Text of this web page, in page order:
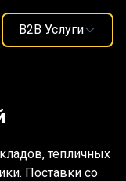
B2B Услуги
тепличных
Поставки со